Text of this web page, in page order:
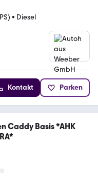
• Diesel
Kontakt Parken
Caddy Basis *AHK